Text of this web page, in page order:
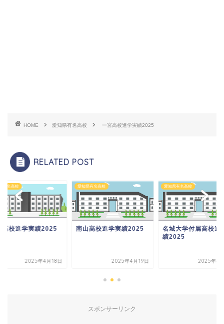
HOME 愛知県有名高校 一宮高校進学実績2025
RELATED POST
有名高校
高校進学実績2025
2025年4月18日
愛知県有名高校
南山高校進学実績2025
2025年4月19日
愛知県有名高校
名城大学付属高校進
績2025
2025年4
スポンサーリンク